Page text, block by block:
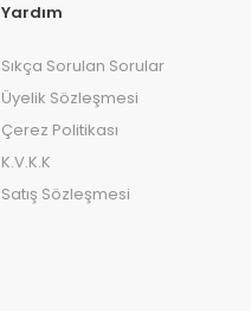
Yardım
Sıkça Sorulan Sorular
Üyelik Sözleşmesi
Çerez Politikası
K.V.K.K
Satış Sözleşmesi